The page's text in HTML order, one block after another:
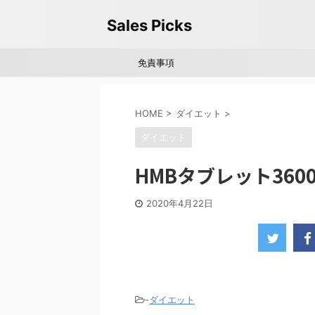
Sales Picks
免責事項
HOME > ダイエット >
ダイエット
HMBタブレット
2020年4月22日
-ダイエット